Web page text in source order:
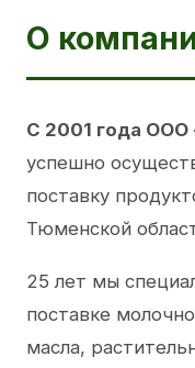
О
С 2001 года
успешно
поставку
Тюменской
25 лет мы
поставке
масла,